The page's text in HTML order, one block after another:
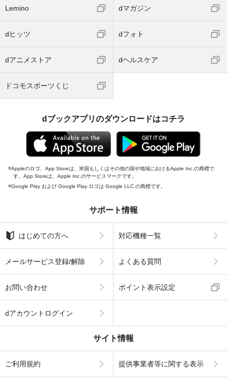
Lemino dマガジン
dヒッツ dフォト
dアニメストア dヘルスケア
ドコモスポーツくじ
dブックアプリのダウンロードはコチラ
Appleのロゴ、App Storeは、米国もしくはその他の国や地域におけるApple Inc.の商標で
す。App Storeは、Apple Inc.のサービスマークです。
Google Play および Google Play ロゴは Google LLC の商標です。
サポート情報
はじめての方へ 対応機種一覧
メールサービス登録/解除 よくある質問
お問い合わせ ポイント表示設定
dアカウントログイン
サイト情報
ご利用規約 提供事業者等に関する表示